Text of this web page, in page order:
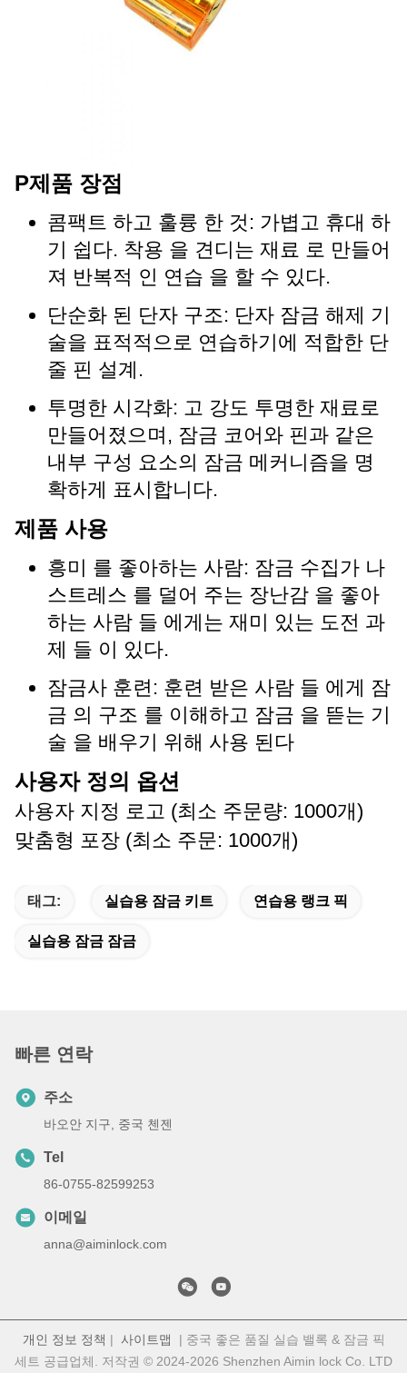
P제품 장점
콤팩트 하고 훌륭 한 것: 가볍고 휴대 하
기 쉽다. 착용 을 견디는 재료 로 만들어
져 반복적 인 연습 을 할 수 있다.
단순화 된 단자 구조: 단자 잠금 해제 기
술을 표적적으로 연습하기에 적합한 단
줄 핀 설계.
투명한 시각화: 고 강도 투명한 재료로
만들어졌으며, 잠금 코어와 핀과 같은
내부 구성 요소의 잠금 메커니즘을 명
확하게 표시합니다.
제품 사용
흥미 를 좋아하는 사람: 잠금 수집가 나
스트레스 를 덜어 주는 장난감 을 좋아
하는 사람 들 에게는 재미 있는 도전 과
제 들 이 있다.
잠금사 훈련: 훈련 받은 사람 들 에게 잠
금 의 구조 를 이해하고 잠금 을 뜯는 기
술 을 배우기 위해 사용 된다
사용자 정의 옵션
사용자 지정 로고 (최소 주문량: 1000개)
맞춤형 포장 (최소 주문: 1000개)
태그: 실습용 잠금 키트 연습용 랭크 픽
실습용 잠금 잠금
빠른 연락
주소
바오안 지구, 중국 첸젠
Tel
86-0755-82599253
이메일
anna@aiminlock.com
개인 정보 정책 | 사이트맵 | 중국 좋은 품질 실습 밸록 & 잠금 픽
세트 공급업체. 저작권 © 2024-2026 Shenzhen Aimin lock Co. LTD